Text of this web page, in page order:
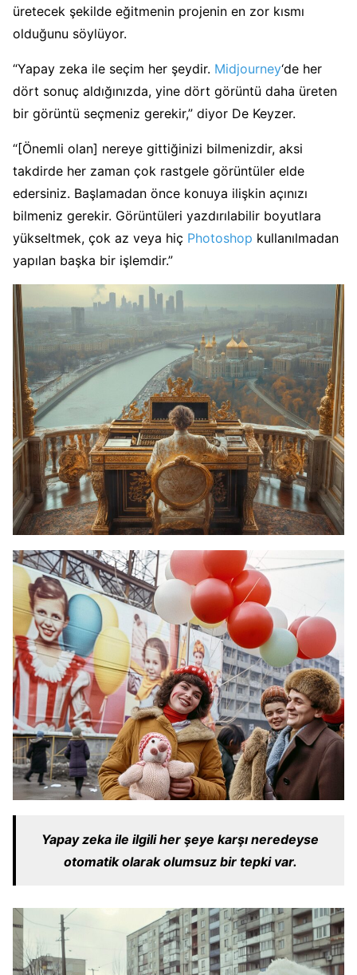
üretecek şekilde eğitmenin projenin en zor kısmı
olduğunu söylüyor.
“Yapay zeka ile seçim her şeydir. Midjourney‘de her
dört sonuç aldığınızda, yine dört görüntü daha üreten
bir görüntü seçmeniz gerekir,” diyor De Keyzer.
“[Önemli olan] nereye gittiğinizi bilmenizdir, aksi
takdirde her zaman çok rastgele görüntüler elde
edersiniz. Başlamadan önce konuya ilişkin açınızı
bilmeniz gerekir. Görüntüleri yazdırılabilir boyutlara
yükseltmek, çok az veya hiç Photoshop kullanılmadan
yapılan başka bir işlemdir.”
Yapay zeka ile ilgili her şeye karşı neredeyse
otomatik olarak olumsuz bir tepki var.